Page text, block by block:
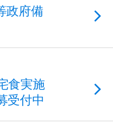
政府備
食実施
受付中